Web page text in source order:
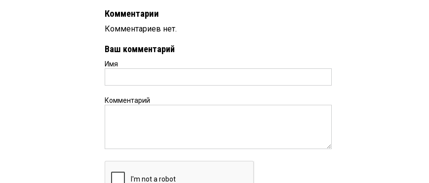
Комментарии
Комментариев нет.
Ваш комментарий
Имя
Комментарий